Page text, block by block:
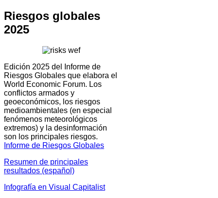
Riesgos globales
2025
Edición 2025 del Informe de
Riesgos Globales que elabora el
World Economic Forum. Los
conflictos armados y
geoeconómicos, los riesgos
medioambientales (en especial
fenómenos meteorológicos
extremos) y la desinformación
son los principales riesgos.
Informe de Riesgos Globales
Resumen de principales
resultados (español)
Infografía en Visual Capitalist